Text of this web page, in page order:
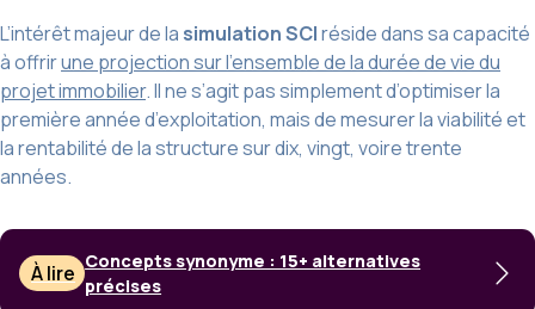
L’intérêt majeur de la simulation SCIréside dans sa capacité
à offrirune projection sur l’ensemble de la durée de vie du
projet immobilier. Il ne s’agit pas simplement d’optimiser la
première année d’exploitation, mais de mesurer la viabilité et
la rentabilité de la structure sur dix, vingt, voire trente
années.
À lire Concepts synonyme : 15+ alternatives
précises